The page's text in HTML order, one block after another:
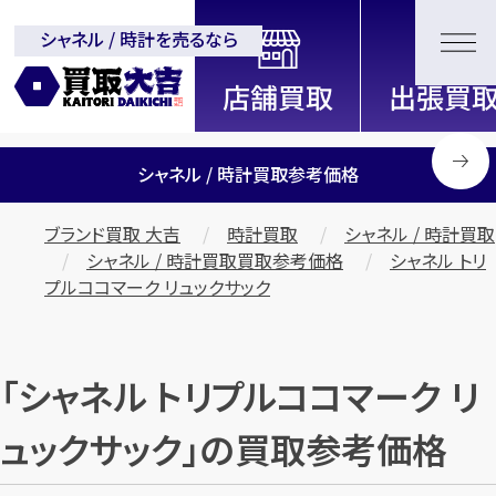
全国2000店舗以上展開中！ 信頼と実績の買取専門店「買取大
吉」
シャネル / 時計を売るなら
シャネル / 時計買取参考価格
ブランド買取 大吉 時計買取
シャネル / 時計買取
シャネル / 時計買取買取参考価格
シャネル トリ
プルココマーク リュックサック
「シャネル トリプルココマーク リ
ュックサック」の買取参考価格